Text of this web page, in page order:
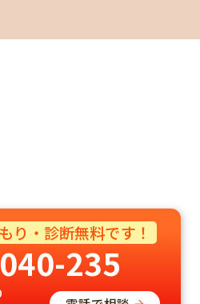
り・診断無料です！
235